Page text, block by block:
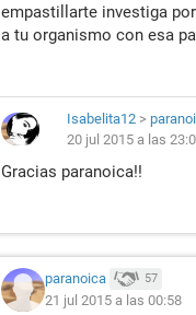
empastillarte investiga
a tu organismo con esa
Isabelita12 >
20 jul 2015 a las
Gracias paranoica!!
paranoica 57
21 jul 2015 a las 00:58